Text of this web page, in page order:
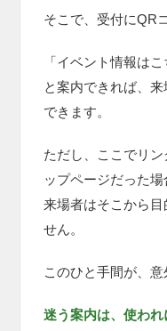
そこで、受付にQR
「イベント情報はこ
と案内できれば、
できます。
ただし、ここでリ
ップページだった場
来場者はそこから
せん。
このひと手間が、意
迷う案内は、使われ